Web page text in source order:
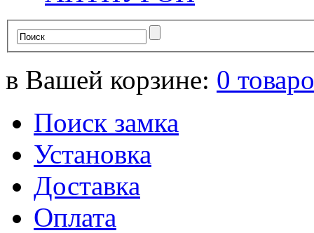
в Вашей корзине: 0
Поиск замка
Установка
Доставка
Оплата